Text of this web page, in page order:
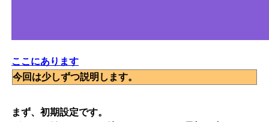
ここにあります
今回は少しずつ説明します。
まず、初期設定です。